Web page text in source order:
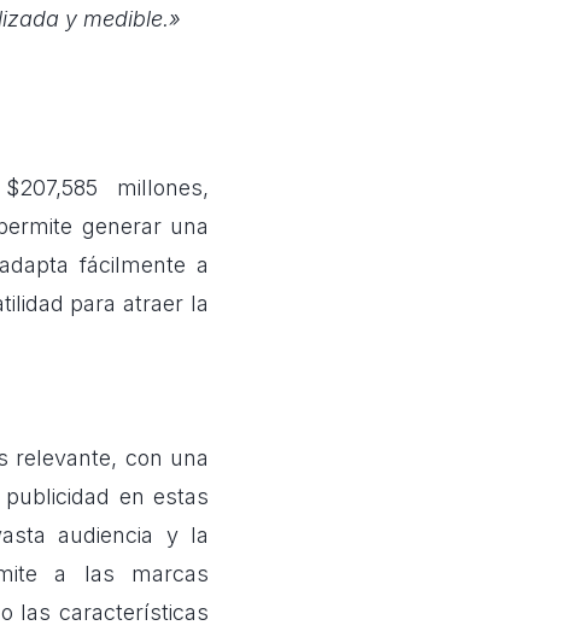
y medible.»
millones,
generar una
fácilmente a
para atraer la
relevante, con una
en estas
audiencia y la
a las marcas
las características